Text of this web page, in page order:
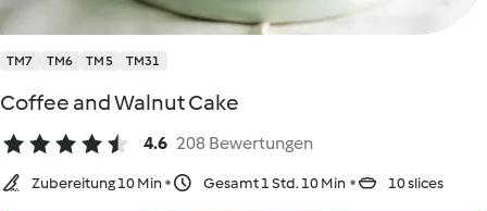
TM7 TM6 TM5 TM31
Coffee and Walnut Cake
4.6 208 Bewertungen
Zubereitung 10 Min Gesamt 1 Std. 10 Min 10 slices